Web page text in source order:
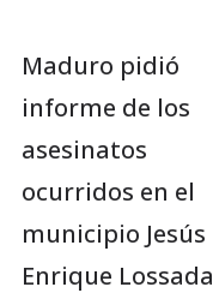
Maduro pidió
informe de los
asesinatos
ocurridos en el
municipio Jesús
Enrique Lossada